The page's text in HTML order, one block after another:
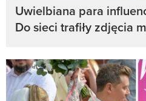
Uwielbiana para
Do sieci trafiły zdjęcia